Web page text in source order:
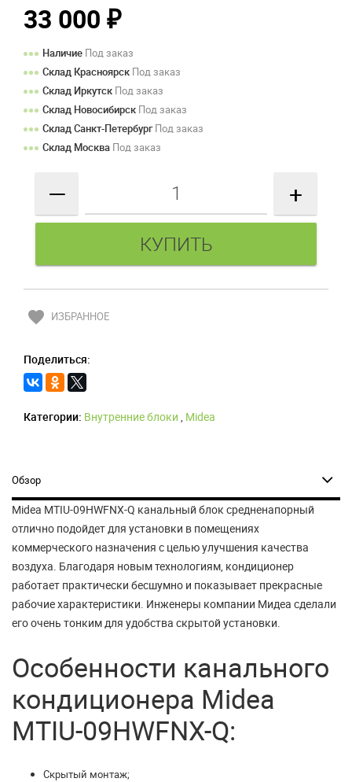
33 000 ₽
Наличие Под заказ
Склад Красноярск Под заказ
Склад Иркутск Под заказ
Склад Новосибирск Под заказ
Склад Санкт-ПетербургПод заказ
Склад Москва Под заказ
— +
favorite ИЗБРАННОЕ
Поделиться:
Категории: Внутренние блоки Midea
Обзор
Midea MTIU-09HWFNX-Q канальный блок средненапорный
отлично подойдет для установки в помещениях
коммерческого назначения с целью улучшения качества
воздуха. Благодаря новым технологиям, кондиционер
работает практически бесшумно и показывает прекрасные
рабочие характеристики. Инженеры компании Мидеа сделали
его очень тонким для удобства скрытой установки.
Особенности канального
кондиционера Midea
MTIU-09HWFNX-Q:
Скрытый монтаж;